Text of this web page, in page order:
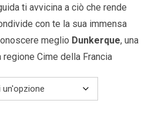
ti avvicina a ciò che rende
con te la sua immensa
meglio Dunkerque, una
regione Cime della Francia